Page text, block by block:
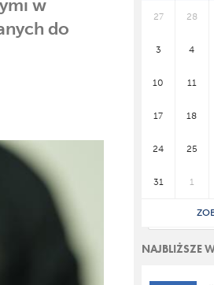
w
do
27 28
3 4
10 11
17 18
24 25
31 1
NAJBLIŻSZE